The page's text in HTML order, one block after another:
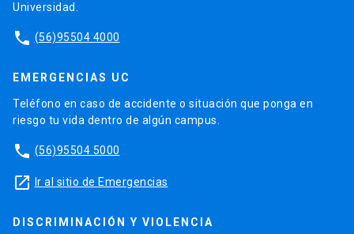
Universidad.
phone (56)95504 4000
EMERGENCIAS UC
Teléfono en caso de accidente o situación que ponga en
riesgo tu vida dentro de algún campus.
phone (56)95504 5000
launch Ir al sitio de Emergencias
DISCRIMINACIÓN Y VIOLENCIA